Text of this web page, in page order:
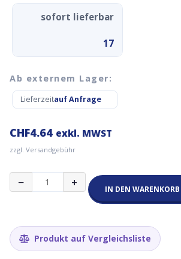
sofort lieferbar
17
Ab externem Lager:
Lieferzeitauf Anfrage
CHF4.64 exkl. MWST
zzgl. Versandgebühr
−
E
Menge
+ IN DEN WARENKORB
Produkt auf Vergleichsliste